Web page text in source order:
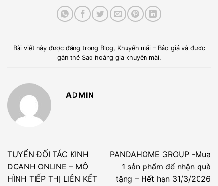
Bài viết này được đăng trong Blog, Khuyến mãi – Báo giávà được
gắn thẻ Sao hoàng gia khuyễn mãi.
ADMIN
TUYỂN ĐỐI TÁC KINH
DOANH ONLINE – MÔ
HÌNH TIẾP THỊ LIÊN KẾT
PANDAHOME GROUP -Mua
1 sản phẩm để nhận quà
tặng – Hết hạn 31/3/2026